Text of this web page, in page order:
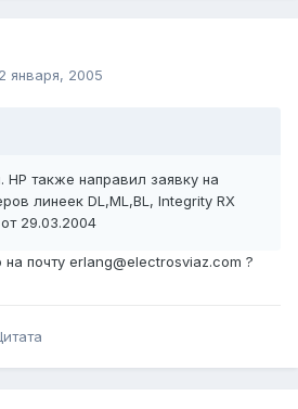
января, 2005
также направил заявку на
линеек DL,ML,BL, Integrity RX
29.03.2004
почту erlang@electrosviaz.com ?